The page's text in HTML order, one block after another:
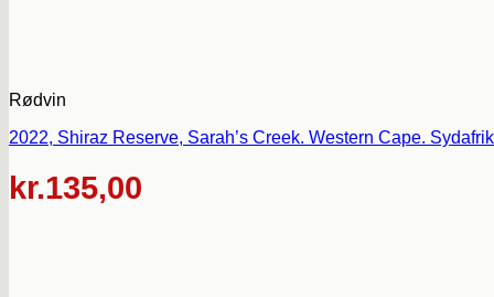
Rødvin
2022, Shiraz Reserve, Sarah’s Creek. Western Cape.
kr.135,00